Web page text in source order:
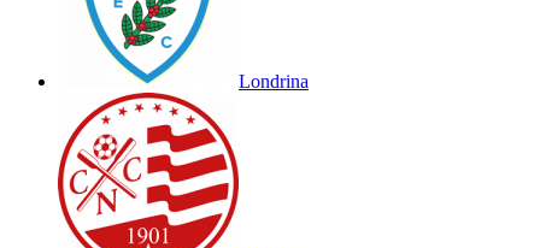
Londrina